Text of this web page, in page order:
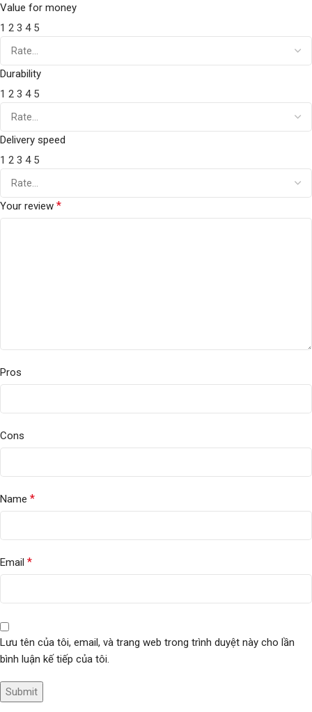
Value for money
1 2 3 4 5
Durability
1 2 3 4 5
Delivery speed
1 2 3 4 5
Your review *
Pros
Cons
Name *
Email *
Lưu tên của tôi, email, và trang web trong trình duyệt này cho lần
bình luận kế tiếp của tôi.